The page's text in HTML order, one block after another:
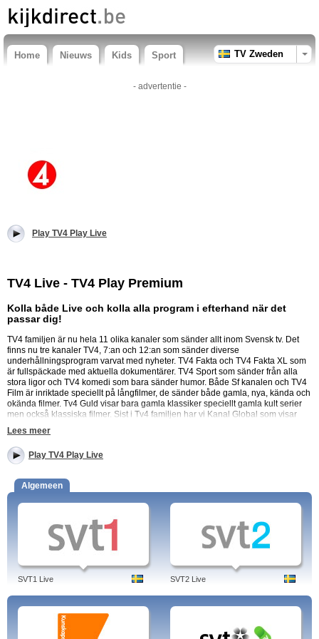
Home Nieuws Kids Sport TV Zweden
- advertentie -
Play TV4 Play Live
TV4 Live - TV4 Play Premium
Kolla både Live och kolla alla program i efterhand när det
passar dig!
TV4 familjen är nu hela 11 olika kanaler som sänder allt inom Svensk tv. Det
finns nu tre kanaler TV4, 7:an och 12:an som sänder diverse
underhållningsprogram varvat med nyheter. TV4 Fakta och TV4 Fakta XL som
är fullspäckade med aktuella dokumentärer. TV4 Sport som sänder från alla
stora ligor och TV4 komedi som bara sänder humor. Både Sf kanalen och TV4
Film är inriktade speciellt på långfilmer, de sänder både gamla, nya, kända och
okända filmer. Tv4 Guld visar bara gamla klassiker speciellt gamla kult serier
men också klassiska filmer. Sist i Tv4 familjen har vi Kanal Global som visar
kultur och samhälles program från hela världen.
Perfekt för semestern.
Du kan kolla vart du än är på mobilen, plattan eller datorn. Det enda du
behöver är internet koppling som man numera har på de flesta hotel och
campingar. Letar du efter något med ett bredare utbud med något för alla
stunder kan detta passa dig perfekt!
För att få tillgång till alla kanaler kostar det 99kr/mån. Just nu får du första
månaden gratis och helt utan bindningstid! Kolla Live på TV4 och få med 10
kanaler till!
Se TV4 direkte, TV4 Play Premium: TV4, Sjuan, TV11, TV4 Sport, TV4 Sport
Xtra, TV4 Fakta, TV4 Fakta XL, TV4 Film, TV4 Komedi, TV4 Guld, TV4 News.
Webbtvplay.se - TV4 Play
Lees meer
Play TV4 Play Live
Algemeen
SVT1 Live SVT2 Live